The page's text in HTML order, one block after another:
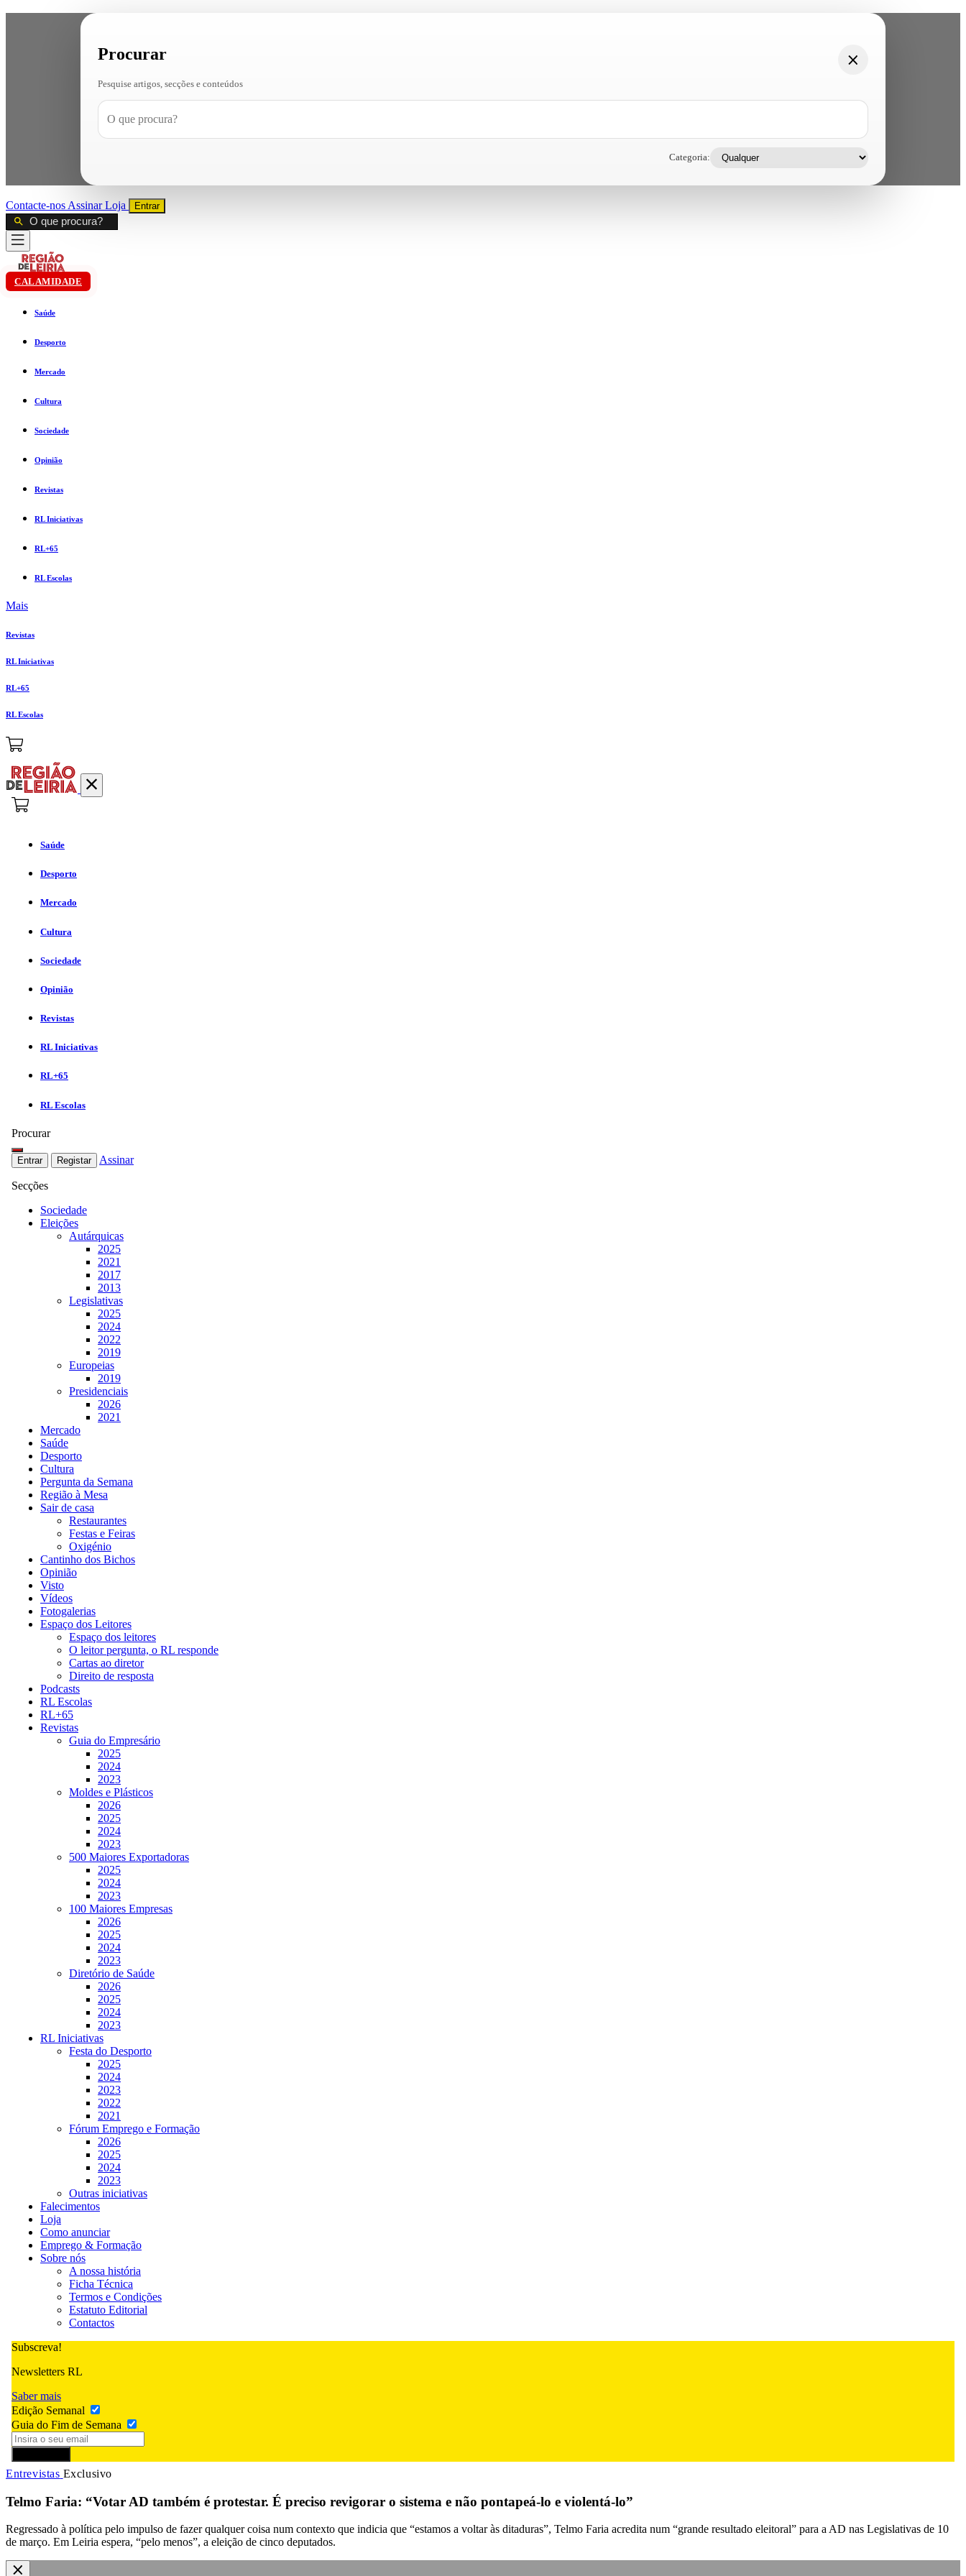
Procurar
Pesquise artigos, secções e conteúdos
Categoria:
Contacte-nos AssinarLoja Entrar
CALAMIDADE
Saúde
Desporto
Mercado
Cultura
Sociedade
Opinião
Revistas
RL Iniciativas
RL+65
RL Escolas
Mais
Revistas
RL Iniciativas
RL+65
RL Escolas
Saúde
Desporto
Mercado
Cultura
Sociedade
Opinião
Revistas
RL Iniciativas
RL+65
RL Escolas
Procurar
Entrar Registar Assinar
Secções
Sociedade
Eleições
Autárquicas
2025
2021
2017
2013
Legislativas
2025
2024
2022
2019
Europeias
2019
Presidenciais
2026
2021
Mercado
Saúde
Desporto
Cultura
Pergunta da Semana
Região à Mesa
Sair de casa
Restaurantes
Festas e Feiras
Oxigénio
Cantinho dos Bichos
Opinião
Visto
Vídeos
Fotogalerias
Espaço dos Leitores
Espaço dos leitores
O leitor pergunta, o RL responde
Cartas ao diretor
Direito de resposta
Podcasts
RL Escolas
RL+65
Revistas
Guia do Empresário
2025
2024
2023
Moldes e Plásticos
2026
2025
2024
2023
500 Maiores Exportadoras
2025
2024
2023
100 Maiores Empresas
2026
2025
2024
2023
Diretório de Saúde
2026
2025
2024
2023
RL Iniciativas
Festa do Desporto
2025
2024
2023
2022
2021
Fórum Emprego e Formação
2026
2025
2024
2023
Outras iniciativas
Falecimentos
Loja
Como anunciar
Emprego & Formação
Sobre nós
A nossa história
Ficha Técnica
Termos e Condições
Estatuto Editorial
Contactos
Subscreva!
Newsletters RL
Saber mais
Edição Semanal
Guia do Fim de Semana
Entrevistas Exclusivo
Telmo Faria: “Votar AD também é protestar. É preciso revigorar o sistema e não pontapeá-lo e violentá-lo”
Regressado à política pelo impulso de fazer qualquer coisa num contexto que indicia que “estamos a voltar às ditaduras”, Telmo Faria acredita num “grande resultado eleitoral” para a AD nas Legislativas de 10
de março. Em Leiria espera, “pelo menos”, a eleição de cinco deputados.